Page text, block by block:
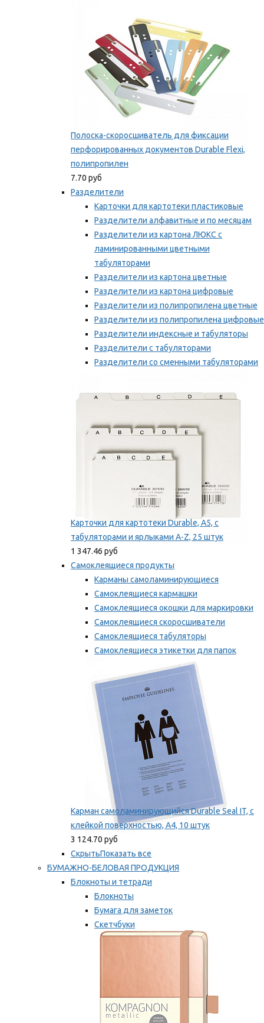
Полоска-скоросшиватель для фиксации
перфорированных документов Durable Flexi,
полипропилен
7.70 руб
Разделители
Карточки для картотеки пластиковые
Разделители алфавитные и по месяцам
Разделители из картона ЛЮКС с
ламинированными цветными
табуляторами
Разделители из картона цветные
Разделители из картона цифровые
Разделители из полипропилена цветные
Разделители из полипропилена цифровые
Разделители индексные и табуляторы
Разделители с табуляторами
Разделители со сменными табуляторами
Карточки для картотеки Durable, A5, с
табуляторами и ярлыками A-Z, 25 штук
1 347.46 руб
Самоклеящиеся продукты
Карманы самоламинирующиеся
Самоклеящиеся кармашки
Самоклеящиеся окошки для маркировки
Самоклеящиеся скоросшиватели
Самоклеящиеся табуляторы
Самоклеящиеся этикетки для папок
Таблички для маркировки
Мы рекомендуем
Карман самоламинирующийся Durable Seal IT, с
клейкой поверхностью, A4, 10 штук
3 124.70 руб
СкрытьПоказать все
БУМАЖНО-БЕЛОВАЯ ПРОДУКЦИЯ
Блокноты и тетради
Блокноты
Бумага для заметок
Скетчбуки
Тетради